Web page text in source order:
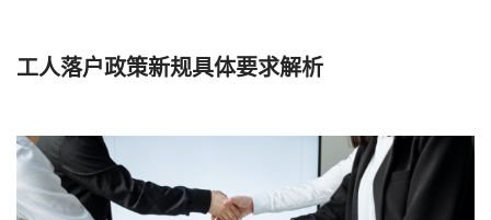
工人落户政策新规具体要求解析